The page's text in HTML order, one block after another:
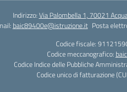
Indirizzo:Via Palombella 1, 70021
baic89400e@istruzione.it Posta
Codice fiscale:
Codice meccanografico:
Codice Indice delle Pubbliche
Codice unico di fatturazione